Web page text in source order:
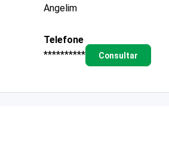
Angelim
Telefone
**********
Consultar